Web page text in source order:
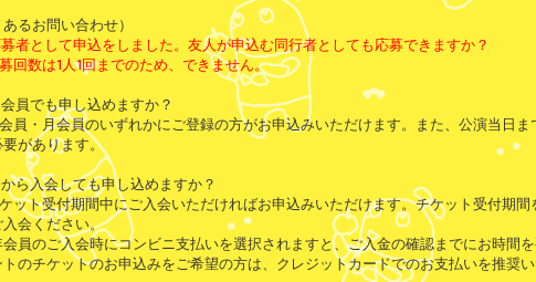
あるお問い合わせ）
者として申込をしました。友人が申込む同行者としても応募できますか？
回数は1人1回までのため、できません。
員でも申し込めますか？
員・月会員のいずれかにご登録の方がお申込みいただけます。また、公演当日ま
要があります。
ら入会しても申し込めますか？
ット受付期間中にご入会いただければお申込みいただけます。チケット受付期間
入会ください。
員のご入会時にコンビニ支払いを選択されますと、ご入金の確認までにお時間
トのチケットのお申込みをご希望の方は、クレジットカードでのお支払いを推奨い